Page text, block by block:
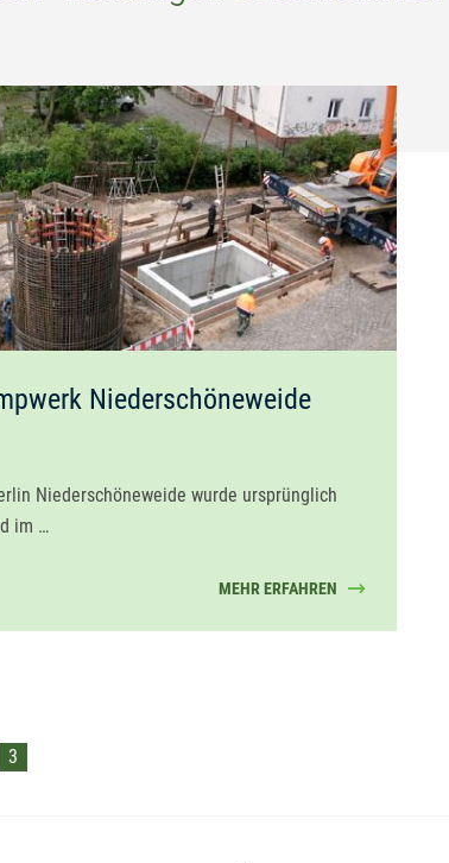
Niederschöneweide
Niederschöneweide wurde ursprünglich
im …
MEHR ERFAHREN
3